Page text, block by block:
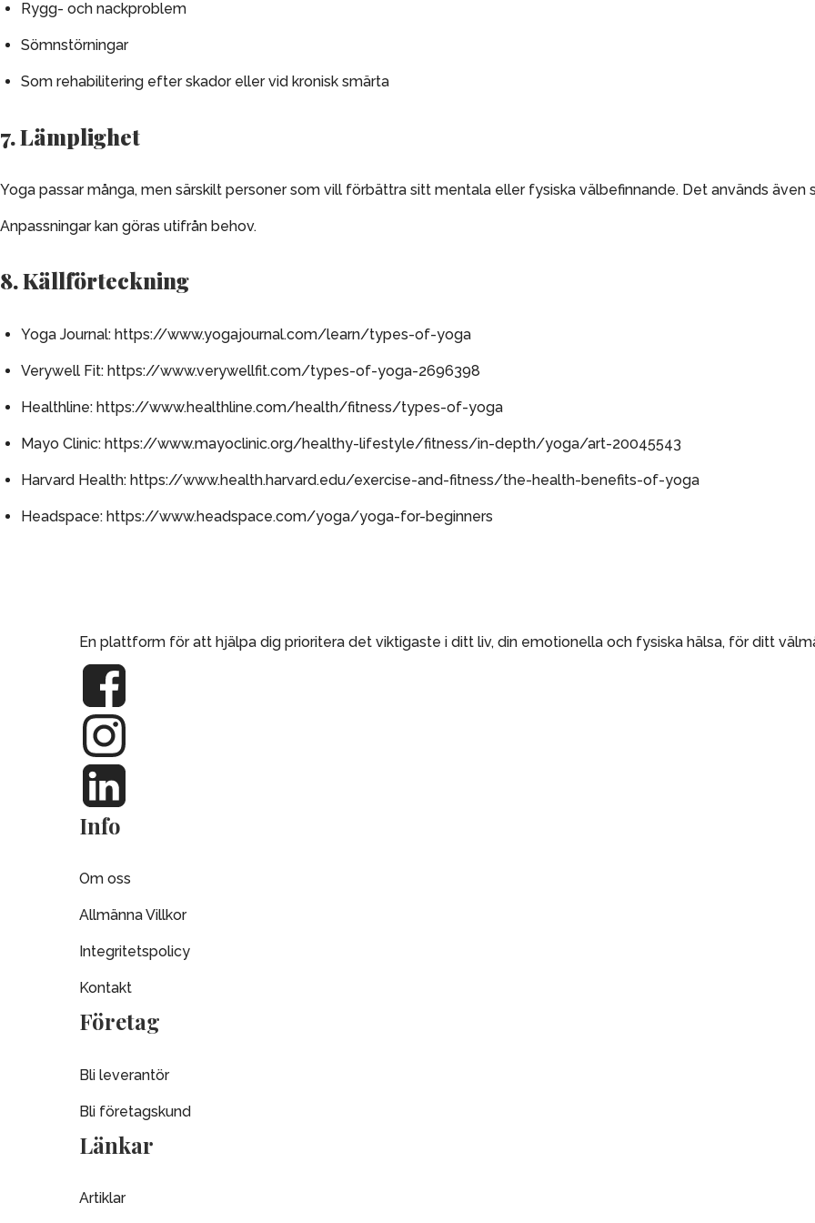
Rygg- och nackproblem
Sömnstörningar
Som rehabilitering efter skador eller vid kronisk smärta
7. Lämplighet
Yoga passar många, men särskilt personer som vill förbättra sitt mentala eller fysiska välbefinnande. Det används
Anpassningar kan göras utifrån behov.
8. Källförteckning
Yoga Journal:https://www.yogajournal.com/learn/types-of-yoga
Verywell Fit:https://www.verywellfit.com/types-of-yoga-2696398
Healthline:https://www.healthline.com/health/fitness/types-of-yoga
Mayo Clinic:https://www.mayoclinic.org/healthy-lifestyle/fitness/in-depth/yoga/art-20045543
Harvard Health:https://www.health.harvard.edu/exercise-and-fitness/the-health-benefits-of-yoga
Headspace:https://www.headspace.com/yoga/yoga-for-beginners
En plattform för att hjälpa dig prioritera det viktigaste i ditt liv, din emotionella och fysiska hälsa, för ditt
Info
Om oss
Allmänna Villkor
Integritetspolicy
Kontakt
Företag
Bli leverantör
Bli företagskund
Länkar
Artiklar